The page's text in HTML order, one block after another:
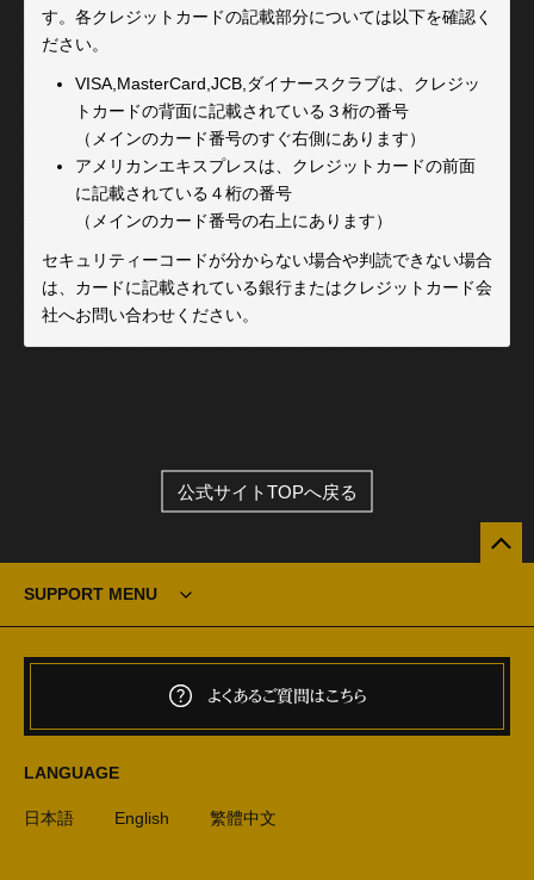
す。各クレジットカードの記載部分については以下を確認く
ださい。
VISA,MasterCard,JCB,ダイナースクラブは、クレジッ
トカードの背面に記載されている３桁の番号
（メインのカード番号のすぐ右側にあります）
アメリカンエキスプレスは、クレジットカードの前面
に記載されている４桁の番号
（メインのカード番号の右上にあります）
セキュリティーコードが分からない場合や判読できない場合
は、カードに記載されている銀行またはクレジットカード会
社へお問い合わせください。
公式サイトTOPへ戻る
SUPPORT MENU
よくあるご質問はこちら
LANGUAGE
日本語 English 繁體中文